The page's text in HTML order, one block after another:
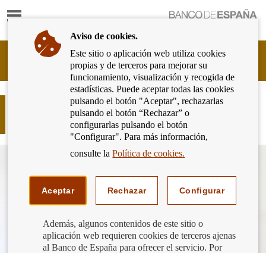
Mostrar
Ir
página
de
inicio
del
Banco
de
España
Cliente
Bancario
Banco
España
Eurosistema,
Reflections in a Golden Eye (Carlos
Aviso de cookies.
Este sitio o aplicación web utiliza cookies
propias y de terceros para mejorar su
funcionamiento, visualización y recogida de
estadísticas. Puede aceptar todas las cookies
pulsando el botón "Aceptar", rechazarlas
pulsando el botón “Rechazar” o
configurarlas pulsando el botón
"Configurar". Para más información,
consulte laPolítica de cookies.
Aceptar Rechazar Configurar
Además, algunos contenidos de este sitio o
aplicación web requieren cookies de terceros ajenas
al Banco de España para ofrecer el servicio. Por